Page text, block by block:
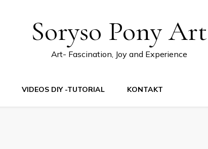
Soryso Pony Art
Art- Fascination, Joy and Experience
VIDEOS DIY -TUTORIAL KONTAKT